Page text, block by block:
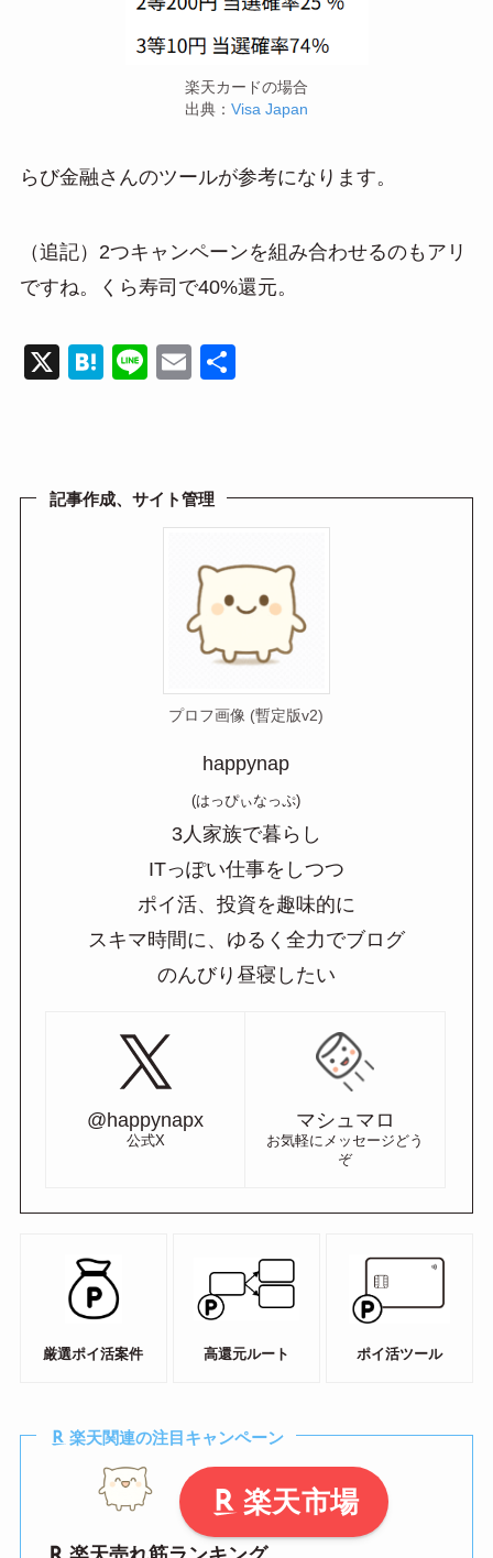
楽天カードの場合
出典： Visa Japan
らび金融さんのツールが参考になります。
（追記）2つキャンペーンを組み合わせるのもアリ
ですね。くら寿司で40%還元。
X
H
a
Li
E
記事作成、サイト管理
プロフ画像 (暫定版v2)
happynap
(はっぴぃなっぷ)
3人家族で暮らし
ITっぽい仕事をしつつ
ポイ活、投資を趣味的に
スキマ時間に、ゆるく全力でブログ
のんびり昼寝したい
@happynapx
公式X
マシュマロ
お気軽にメッセージどう
ぞ
厳選ポイ活案件 高還元ルート ポイ活ツール
楽天関連の注目キャンペーン
楽天市場